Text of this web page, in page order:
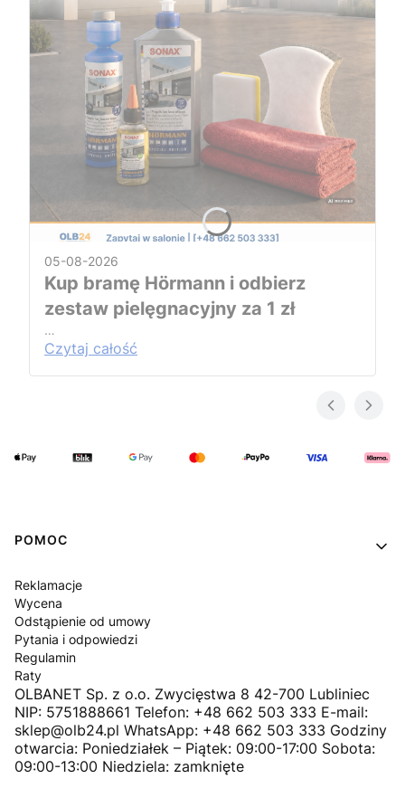
05-08-2026
Kup bramę Hörmann i odbierz
zestaw pielęgnacyjny za 1 zł
…
Czytaj całość
Linki w stopce
POMOC
Reklamacje
Wycena
Odstąpienie od umowy
Pytania i odpowiedzi
Regulamin
Raty
OLBANET Sp. z o.o. Zwycięstwa 8 42-700 Lubliniec
NIP: 5751888661 Telefon: +48 662 503 333 E-mail:
sklep@olb24.pl WhatsApp: +48 662 503 333 Godziny
otwarcia: Poniedziałek – Piątek: 09:00-17:00 Sobota:
09:00-13:00 Niedziela: zamknięte